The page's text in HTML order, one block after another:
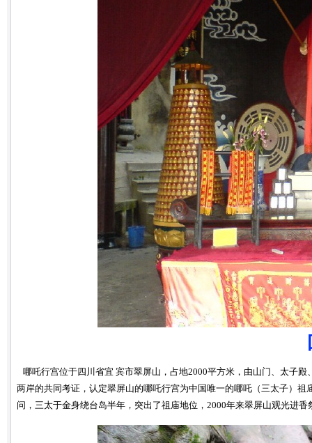
哪吒行宫位于四川省宜 宾市翠屏山，占地2000平方米，由山门、太子
两岸的共同考证，认定翠屏山的哪吒行宫为中国唯一的哪吒（三太子）
问，三太于金身绕台岛半年，突出了祖庙地位，2000年来翠屏山观光进